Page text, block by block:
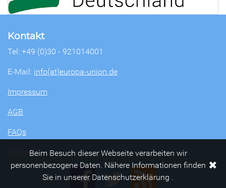
Kontakt
Tel: +49 (0)30 - 921014001
E-Mail: info(at)europa-union.de
Impressum
AGB
FAQs
KontaktBeim Besuch dieser Webseite verarbeiten wir
personenbezogene Daten. Nähere Informationen finden
Sie in unserer Datenschutzerklärung .
✖